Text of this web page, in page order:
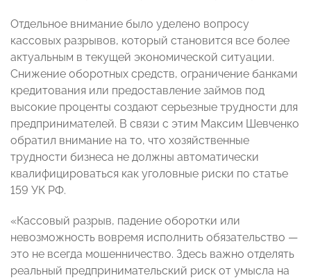
Отдельное внимание было уделено вопросу
кассовых разрывов, который становится все более
актуальным в текущей экономической ситуации.
Снижение оборотных средств, ограничение банками
кредитования или предоставление займов под
высокие проценты создают серьезные трудности для
предпринимателей. В связи с этим Максим Шевченко
обратил внимание на то, что хозяйственные
трудности бизнеса не должны автоматически
квалифицироваться как уголовные риски по статье
159 УК РФ.
«Кассовый разрыв, падение оборотки или
невозможность вовремя исполнить обязательство —
это не всегда мошенничество. Здесь важно отделять
реальный предпринимательский риск от умысла на